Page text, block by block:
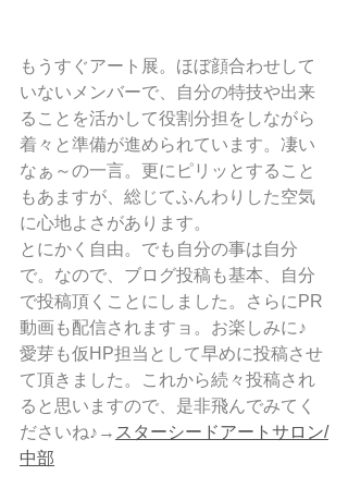
もうすぐアート展。ほぼ顔合わせして
いないメンバーで、自分の特技や出来
ることを活かして役割分担をしながら
着々と準備が進められています。凄い
なぁ～の一言。更にピリッとすること
もあますが、総じてふんわりした空気
に心地よさがあります。
とにかく自由。でも自分の事は自分
で。なので、ブログ投稿も基本、自分
で投稿頂くことにしました。さらにPR
動画も配信されますョ。お楽しみに♪
愛芽も仮HP担当として早めに投稿させ
て頂きました。これから続々投稿され
ると思いますので、是非飛んでみてく
ださいね♪→ スターシードアートサロン/
中部